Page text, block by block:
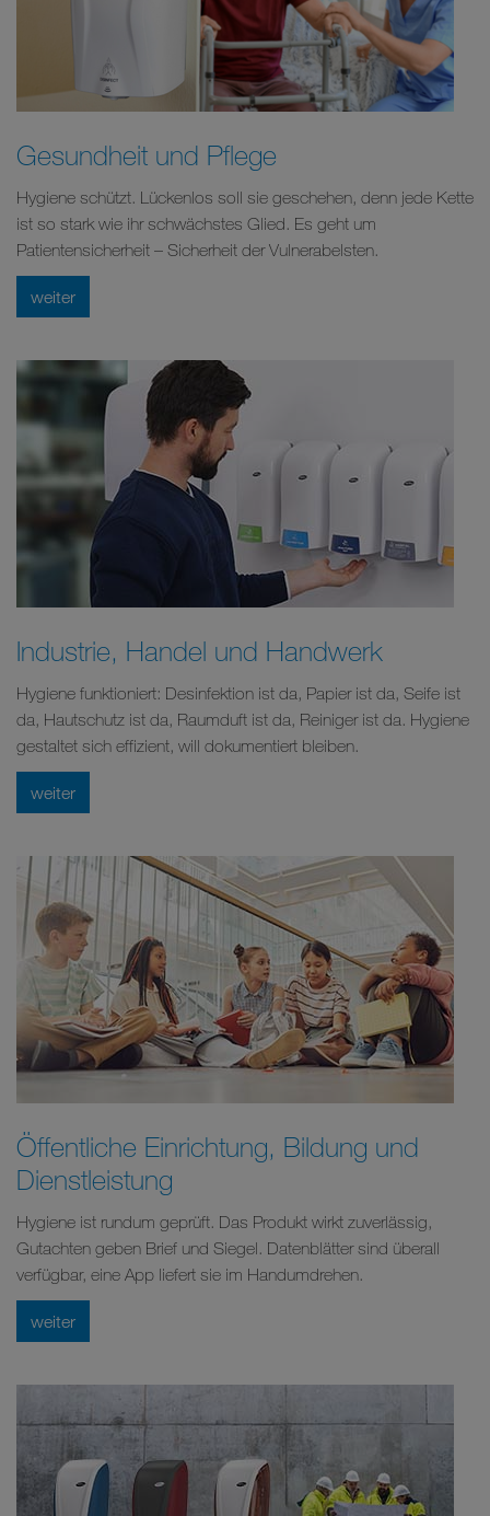
Gesundheit und Pflege
Hygiene schützt. Lückenlos soll sie geschehen, denn jede Kette
ist so stark wie ihr schwächstes Glied. Es geht um
Patientensicherheit – Sicherheit der Vulnerabelsten.
weiter
Industrie, Handel und Handwerk
Hygiene funktioniert: Desinfektion ist da, Papier ist da, Seife ist
da, Hautschutz ist da, Raumduft ist da, Reiniger ist da. Hygiene
gestaltet sich effizient, will dokumentiert bleiben.
weiter
Öffentliche Einrichtung, Bildung und
Dienstleistung
Hygiene ist rundum geprüft. Das Produkt wirkt zuverlässig,
Gutachten geben Brief und Siegel. Datenblätter sind überall
verfügbar, eine App liefert sie im Handumdrehen.
weiter